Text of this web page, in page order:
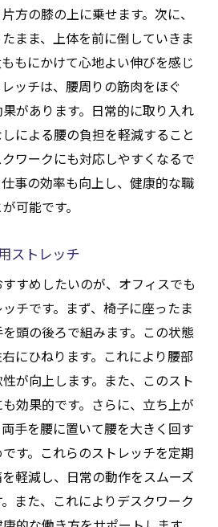
方の膝の上に乗せます。次に、
まま、上体を前に倒していきま
もにかけて心地よい伸びを感じ
ッチは、腰周りの筋肉をほぐ
があります。日常的に取り入れ
による腰の負担を軽減すること
ワークにも対応しやすくなるで
事の効率も向上し、健康的な職
可能です。
ストレッチ
すめしたいのが、オフィスでも
チです。まず、椅子に座ったま
頭の後ろで組みます。この状態
にひねります。これにより腰部
が向上します。また、このスト
効果的です。さらに、立ち上が
手を腰に置いて腰を大きく回す
す。これらのストレッチを定期
軽減し、日常の動作をスムーズ
また、これによりデスクワーク